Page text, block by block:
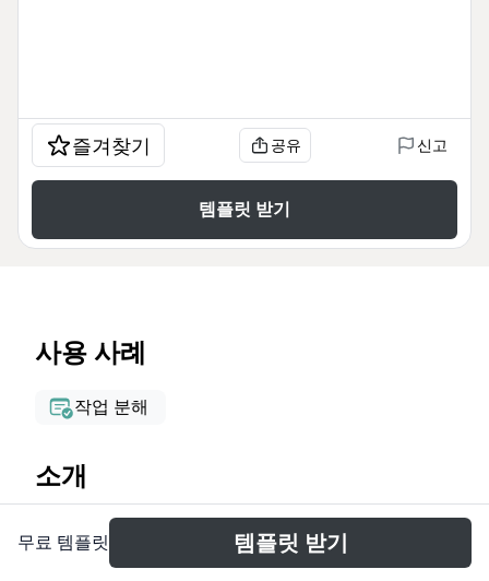
즐겨찾기 공유 신고
템플릿 받기
사용 사례
작업 분해
소개
The Analysis mind map template is designed for
environmental data analysts and project managers
무료 템플릿 템플릿 받기